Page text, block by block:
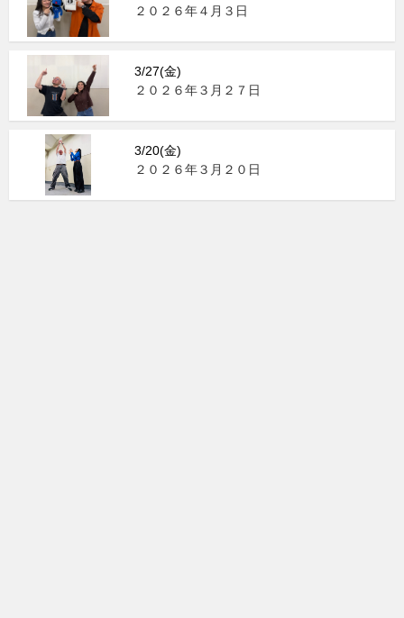
２０２６年４月３日
3/27(金)
２０２６年３月２７日
3/20(金)
２０２６年３月２０日